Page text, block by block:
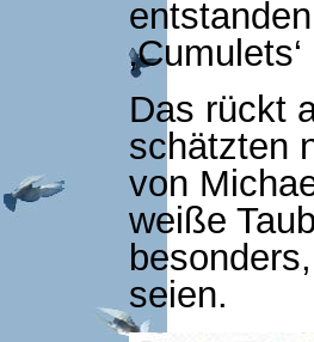
Das rückt
schätzten
von
weiße
seien.